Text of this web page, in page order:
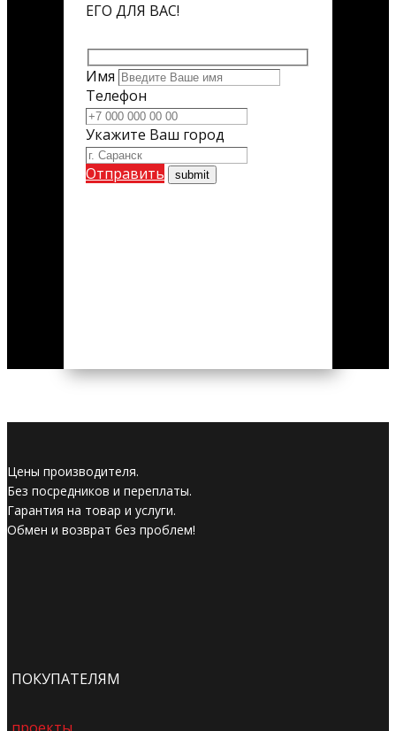
ЕГО ДЛЯ ВАС!
Имя
Телефон
Укажите Ваш город
Отправить
Цены производителя.
Без посредников и переплаты.
Гарантия на товар и услуги.
Обмен и возврат без проблем!
ПОКУПАТЕЛЯМ